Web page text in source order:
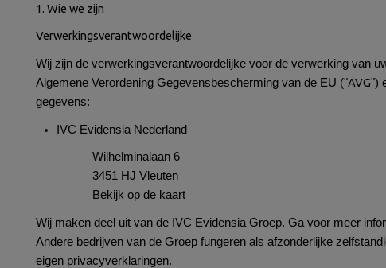
1. Wie we zijn
Verwerkingsverantwoordelijke
Wij zijn de verwerkingsverantwoordelijke voor de verwerking van
Algemene Verordening Gegevensbescherming van de EU ("AVG")
gegevens:
IVC Evidensia Nederland
Wilhelminalaan 6
3451 HJ Vleuten
Bekijk op de kaart
Wij maken deel uit van de IVC Evidensia Groep. Ga voor meer
Andere bedrijven van de Groep fungeren als afzonderlijke
eigen privacyverklaringen.